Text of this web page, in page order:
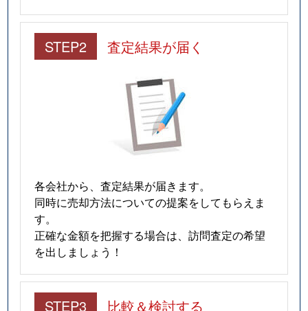
STEP2 査定結果が届く
各会社から、査定結果が届きます。
同時に売却方法についての提案をしてもらえま
す。
正確な金額を把握する場合は、訪問査定の希望
を出しましょう！
STEP3 比較＆検討する